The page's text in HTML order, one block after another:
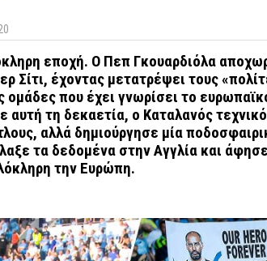
εποχή. Ο Πεπ Γκουαρδιόλα
Σίτι, έχοντας μετατρέψει τους
ομάδες που έχει γνωρίσει το
τη δεκαετία, ο Καταλανός
αλλά δημιούργησε μία
τα δεδομένα στην Αγγλία και
την Ευρώπη.